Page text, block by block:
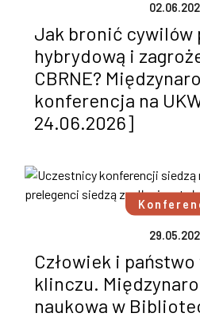
Jak bronić cywilów
hybrydową i
CBRNE?
konferencja na
24.06.2026]
Człowiek i
klinczu.
naukowa w